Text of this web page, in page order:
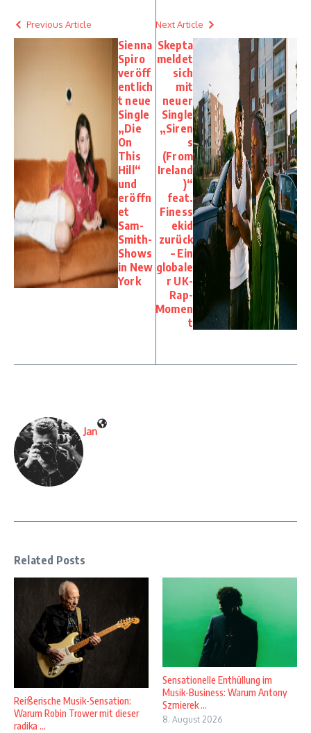
Previous Article
Sienna
Spiro
veröff
entlich
t neue
Single
„Die
On
This
Hill“
und
eröffn
et
Sam-
Smith-
Shows
in New
York
Next Article
Skepta
meldet
sich
mit
neuer
Single
„Siren
s
(From
Ireland
)“
feat.
Finess
ekid
zurück
– Ein
globale
r UK-
Rap-
Momen
t
Jan
Related Posts
Reißerische Musik-Sensation:
Warum Robin Trower mit dieser
radika ...
Sensationelle Enthüllung im
Musik-Business: Warum Antony
Szmierek ...
8. August 2026